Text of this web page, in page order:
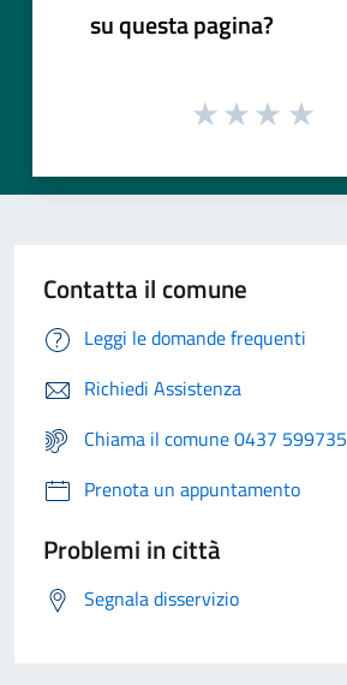
su questa pagina?
Contatta il comune
Leggi le domande frequenti
Richiedi Assistenza
Chiama il comune 0437 599735
Prenota un appuntamento
Problemi in città
Segnala disservizio